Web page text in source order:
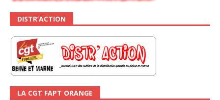
DISTR’ACTION
LA CGT FAPT ORANGE